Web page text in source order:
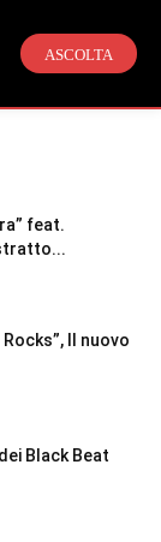
ASCOLTA
feat.
Il nuovo
Black Beat